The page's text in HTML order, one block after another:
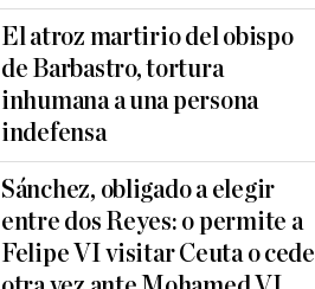
El atroz martirio del obispo
de Barbastro, tortura
inhumana a una persona
indefensa
Sánchez, obligado a elegir
entre dos Reyes: o permite a
Felipe VI visitar Ceuta o cede